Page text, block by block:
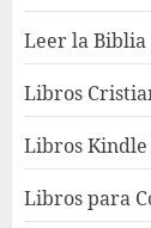
Leer la Biblia
Libros
Libros Kindle
Libros para